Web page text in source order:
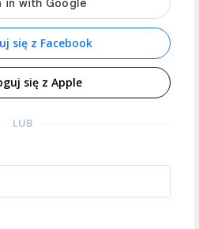
się z Facebook
się z Apple
LUB